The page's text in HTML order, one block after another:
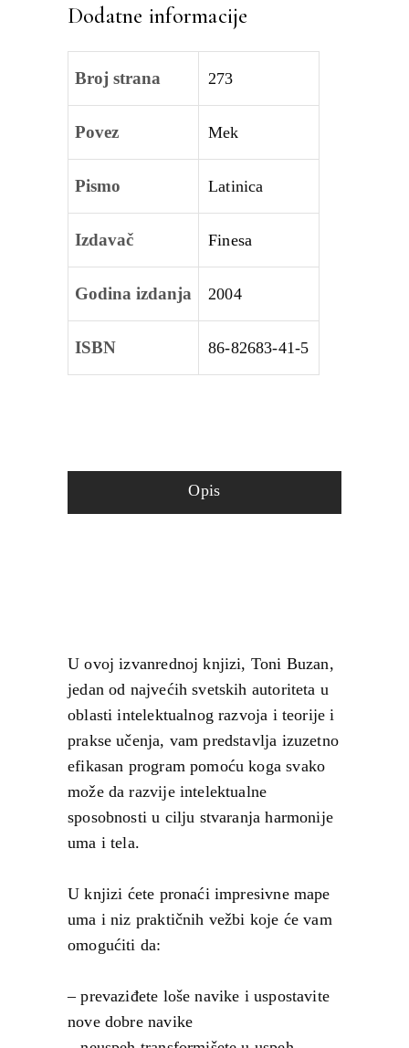
Dodatne informacije
Broj strana 273
Povez Mek
Pismo Latinica
Izdavač Finesa
Godina izdanja 2004
ISBN 86-82683-41-5
Opis
U ovoj izvanrednoj knjizi, Toni Buzan,
jedan od najvećih svetskih autoriteta u
oblasti intelektualnog razvoja i teorije i
prakse učenja, vam predstavlja izuzetno
efikasan program pomoću koga svako
može da razvije intelektualne
sposobnosti u cilju stvaranja harmonije
uma i tela.
U knjizi ćete pronaći impresivne mape
uma i niz praktičnih vežbi koje će vam
omogućiti da:
– prevaziđete loše navike i uspostavite
nove dobre navike